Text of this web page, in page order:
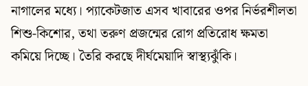
নাগালের মধ্যে। প্যাকেটজাত এসব খাবারের ওপর নির্ভরশীলতা
শিশু-কিশোর, তথা তরুণ প্রজন্মের রোগ প্রতিরোধ ক্ষমতা
কমিয়ে দিচ্ছে। তৈরি করছে দীর্ঘমেয়াদি স্বাস্থ্যঝুঁকি।